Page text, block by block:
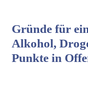
Gründe für
Alkohol,
Punkte in